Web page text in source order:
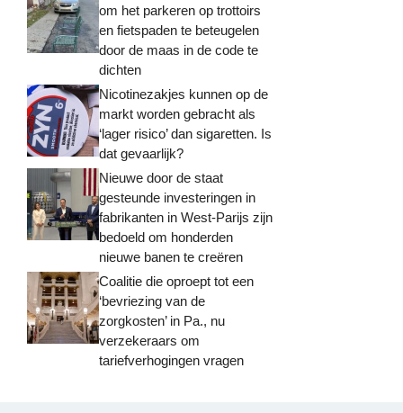
om het parkeren op trottoirs
en fietspaden te beteugelen
door de maas in de code te
dichten
Nicotinezakjes kunnen op de
markt worden gebracht als
‘lager risico’ dan sigaretten. Is
dat gevaarlijk?
Nieuwe door de staat
gesteunde investeringen in
fabrikanten in West-Parijs zijn
bedoeld om honderden
nieuwe banen te creëren
Coalitie die oproept tot een
‘bevriezing van de
zorgkosten’ in Pa., nu
verzekeraars om
tariefverhogingen vragen